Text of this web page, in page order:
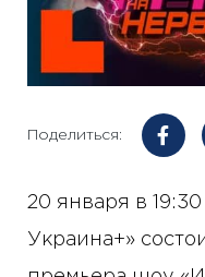
Поделиться:
20 января в
Украина+»